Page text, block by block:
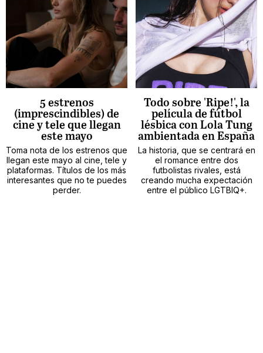
5 estrenos
(imprescindibles) de
cine y tele que llegan
este mayo
Toma nota de los estrenos que
llegan este mayo al cine, tele y
plataformas. Títulos de los más
interesantes que no te puedes
perder.
Todo sobre 'Ripe!', la
película de fútbol
lésbica con Lola Tung
ambientada en España
La historia, que se centrará en
el romance entre dos
futbolistas rivales, está
creando mucha expectación
entre el público LGTBIQ+.